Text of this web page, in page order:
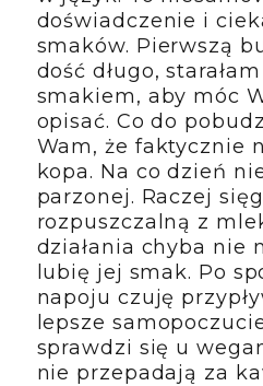
doświadczenie i
smaków. Pierwszą
dość długo,
smakiem, aby móc
opisać. Co do
Wam, że faktycznie
kopa. Na co dzień
parzonej. Raczej
rozpuszczalną z
działania chyba nie
lubię jej smak. Po
napoju czuję
lepsze
sprawdzi się u
nie przepadają za